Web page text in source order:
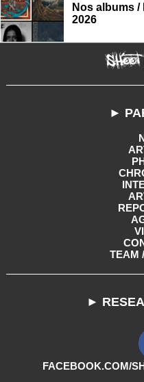
Nos albums
2026
►
TEAM
►
FACEBOOK.COM/